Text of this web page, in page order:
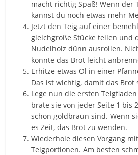
macht richtig Spaß! Wenn der
kannst du noch etwas mehr
Jetzt den Teig auf einer
gleichgroße Stücke teilen und
Nudelholz dünn ausrollen.
könnte das Brot leicht
Erhitze etwas Öl in einer
Das ist wichtig, damit das
Lege nun die ersten
brate sie von jeder Seite 1 bis
schön goldbraun sind. Wenn
es Zeit, das Brot zu wenden.
Wiederhole diesen Vorgang
Teigportionen. Am besten